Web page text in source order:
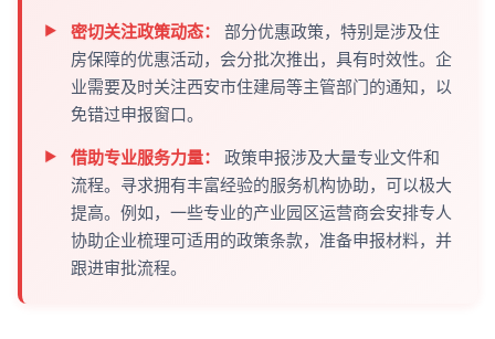
密切关注政策动态：
部分优惠政策，特别是涉及住
房保障的优惠活动，会分批次推出，具有时效性。企
业需要及时关注西安市住建局等主管部门的通知，以
免错过申报窗口。
借助专业服务力量：
政策申报涉及大量专业文件和
流程。寻求拥有丰富经验的服务机构协助，可以极大
提高。例如，一些专业的产业园区运营商会安排专人
协助企业梳理可适用的政策条款，准备申报材料，并
跟进审批流程。